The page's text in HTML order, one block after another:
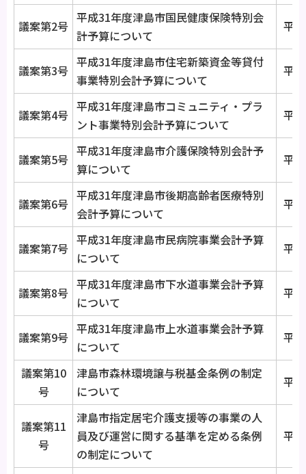
議案第2号
平成31年度津島市国民健康保険特別会
計予算について
平
議案第3号
平成31年度津島市住宅新築資金等貸付
事業特別会計予算について
平
議案第4号
平成31年度津島市コミュニティ・プラ
ント事業特別会計予算について
平
議案第5号
平成31年度津島市介護保険特別会計予
算について
平
議案第6号
平成31年度津島市後期高齢者医療特別
会計予算について
平
議案第7号
平成31年度津島市民病院事業会計予算
について
平
議案第8号
平成31年度津島市下水道事業会計予算
について
平
議案第9号
平成31年度津島市上水道事業会計予算
について
平
議案第10
号
津島市森林環境譲与税基金条例の制定
について
平
議案第11
号
津島市指定居宅介護支援等の事業の人
員及び運営に関する基準を定める条例
の制定について
平